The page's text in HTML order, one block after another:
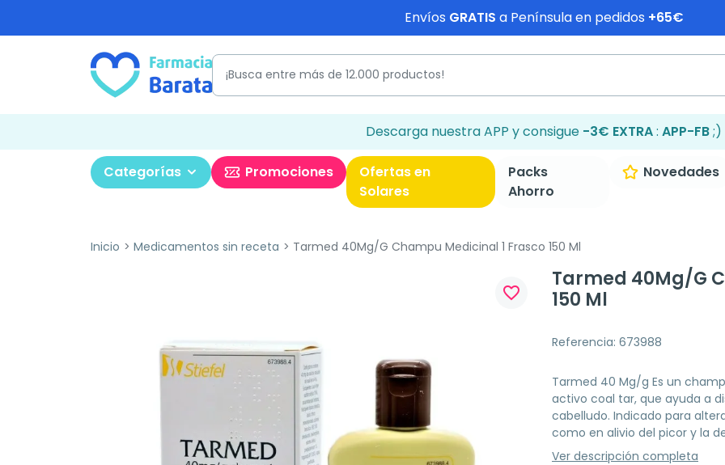
Envíos GRATIS a Península en pedidos +65€
Descarga nuestra APP y consigue -3€ EXTRA: APP-FB;)
Categorías Promociones
Ofertas en
Solares
Packs
Ahorro
Novedades
Inicio Medicamentos sin receta Tarmed 40Mg/G Champu Medicinal 1 Frasco 150 Ml
favorite_border
Tarmed 40Mg/G
150 Ml
Referencia: 673988
Tarmed 40 Mg/g Es un
activo coal tar, que ayuda a
cabelludo. Indicado para
como en alivio del picor y la
Ver descripción completa